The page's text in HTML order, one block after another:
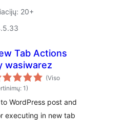
20+
Tab Actions
wasiwarez
(Viso
1)
WordPress post and
executing in new tab